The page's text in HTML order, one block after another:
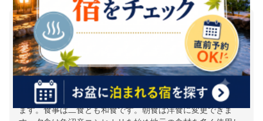
越後湯沢の温泉宿はいかがでしょうか 0
大宮から越後湯沢までは上越新幹線で約1時間です。越後湯
沢駅から宿までは車で5分・往復の送迎があります。川端康
成が小説「雪國」を執筆した宿として知られています。建物
は東館と南館があり、南館は10名まで一緒に泊まれる部屋が
あります。源泉かけ流しの大浴場は女湯のみ露天風呂があり
ます。食事は二食とも和食です。朝食は洋食に変更できま